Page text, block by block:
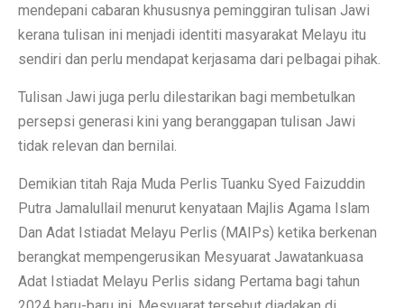
mendepani cabaran khususnya peminggiran tulisan Jawi
kerana tulisan ini menjadi identiti masyarakat Melayu itu
sendiri dan perlu mendapat kerjasama dari pelbagai pihak.
Tulisan Jawi juga perlu dilestarikan bagi membetulkan
persepsi generasi kini yang beranggapan tulisan Jawi
tidak relevan dan bernilai.
Demikian titah Raja Muda Perlis Tuanku Syed Faizuddin
Putra Jamalullail menurut kenyataan Majlis Agama Islam
Dan Adat Istiadat Melayu Perlis (MAIPs) ketika berkenan
berangkat mempengerusikan Mesyuarat Jawatankuasa
Adat Istiadat Melayu Perlis sidang Pertama bagi tahun